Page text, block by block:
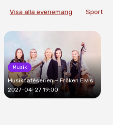
Visa alla evenemang Sport
Musik
Musikcaféserien – Fröken Elvis
2027-04-27 19:00